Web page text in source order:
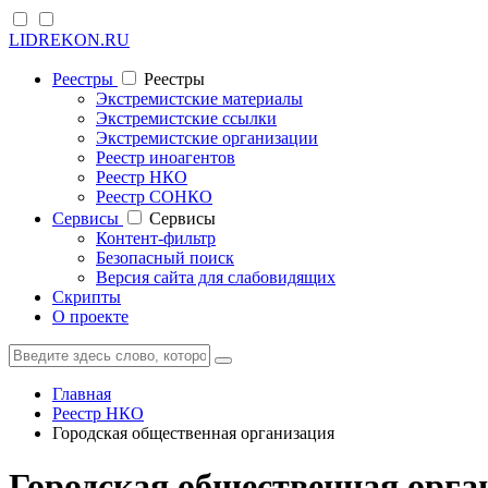
LIDREKON.RU
Реестры
Реестры
Экстремистские материалы
Экстремистские ссылки
Экстремистские организации
Реестр иноагентов
Реестр НКО
Реестр СОНКО
Cервисы
Cервисы
Контент-фильтр
Безопасный поиск
Версия сайта для слабовидящих
Скрипты
О проекте
Главная
Реестр НКО
Городская общественная организация